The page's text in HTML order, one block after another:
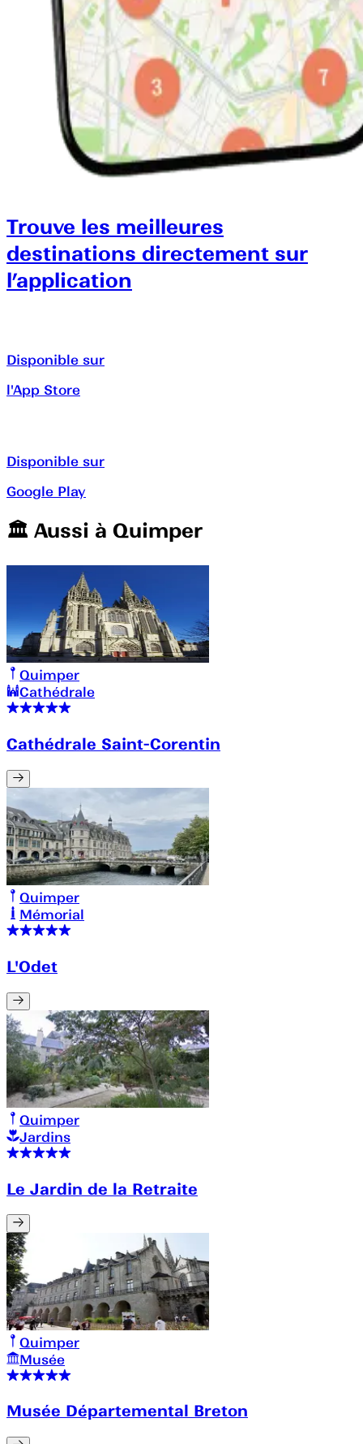
Trouve les meilleures
destinations directement sur
l’application
Disponible sur
l'App Store
Disponible sur
Google Play
🏛️️ Aussi à Quimper
Quimper
Cathédrale
Cathédrale Saint-Corentin
Quimper
Mémorial
L'Odet
Quimper
Jardins
Le Jardin de la Retraite
Quimper
Musée
Musée Départemental Breton